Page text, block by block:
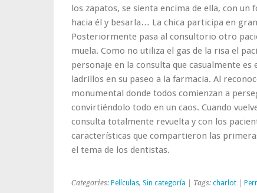
los zapatos, se sienta encima de ella, con
hacia él y besarla… La chica participa en
Posteriormente pasa al consultorio otro
muela. Como no utiliza el gas de la risa el
personaje en la consulta que casualmente
ladrillos en su paseo a la farmacia. Al
monumental donde todos comienzan a
convirtiéndolo todo en un caos. Cuando
consulta totalmente revuelta y con los
características que compartieron las
el tema de los dentistas.
Categories: Películas, Sin categoría | Tags: charlot